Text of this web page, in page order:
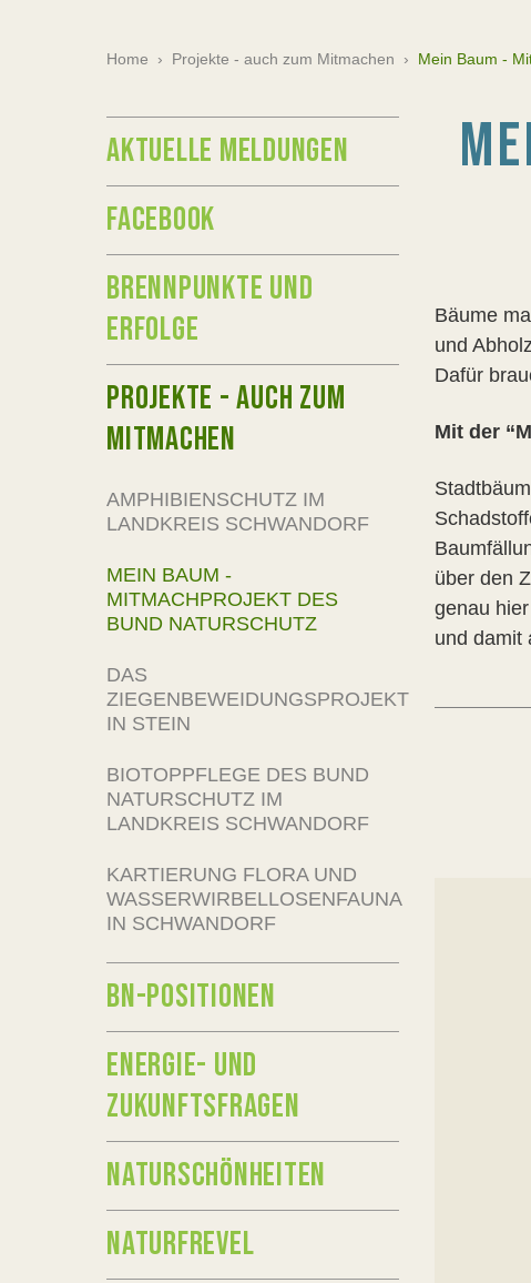
Home › Projekte - auch zum Mitmachen › Mein Baum -
Bäume
und
Dafür
Mit der
über den
genau
und damit
AKTUELLE MELDUNGEN
FACEBOOK
BRENNPUNKTE UND
ERFOLGE
PROJEKTE - AUCH ZUM
MITMACHEN
AMPHIBIENSCHUTZ IM
LANDKREIS SCHWANDORF
MEIN BAUM -
MITMACHPROJEKT DES
BUND NATURSCHUTZ
DAS
ZIEGENBEWEIDUNGSPROJEKT
IN STEIN
BIOTOPPFLEGE DES BUND
NATURSCHUTZ IM
LANDKREIS SCHWANDORF
KARTIERUNG FLORA UND
WASSERWIRBELLOSENFAUNA
IN SCHWANDORF
BN-POSITIONEN
ENERGIE- UND
ZUKUNFTSFRAGEN
NATURSCHÖNHEITEN
NATURFREVEL